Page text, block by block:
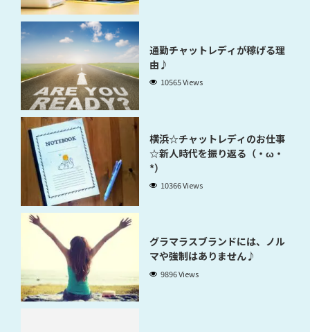
通勤チャットレディが稼げる理
由♪
10565 Views
横浜☆チャットレディのお仕事
☆新人時代を振り返る（・ω・
*）
10366 Views
グラマラスブランドには、ノル
マや強制はありません♪
9896 Views